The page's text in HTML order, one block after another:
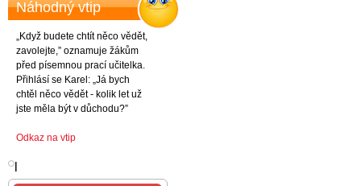
Náhodný vtip
„Když budete chtít něco vědět,
zavolejte,” oznamuje žákům
před písemnou prací učitelka.
Přihlásí se Karel: „Já bych
chtěl něco vědět - kolik let už
jste měla být v důchodu?”
Odkaz na vtip